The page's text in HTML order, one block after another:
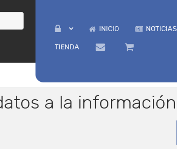
INICIO NOTICIAS
TIENDA
a la información